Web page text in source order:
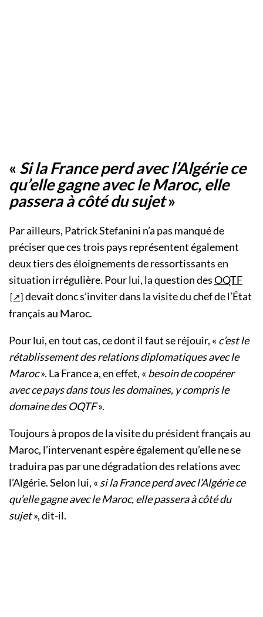
« Si la France perd avec l’Algérie ce
qu’elle gagne avec le Maroc, elle
passera à côté du sujet»
Par ailleurs, Patrick Stefanini n’a pas manqué de
préciser que ces trois pays représentent également
deux tiers des éloignements de ressortissants en
situation irrégulière. Pour lui, la question desOQTF
devait donc s’inviter dans la visite du chef de l’État
français au Maroc.
Pour lui, en tout cas, ce dont il faut se réjouir, « c’est le
rétablissement des relations diplomatiques avec le
Maroc». La France a, en effet, « besoin de coopérer
avec ce pays dans tous les domaines, y compris le
domaine des OQTF».
Toujours à propos de la visite du président français au
Maroc, l’intervenant espère également qu’elle ne se
traduira pas par une dégradation des relations avec
l’Algérie. Selon lui, « si la France perd avec l’Algérie ce
qu’elle gagne avec le Maroc, elle passera à côté du
sujet», dit-il.